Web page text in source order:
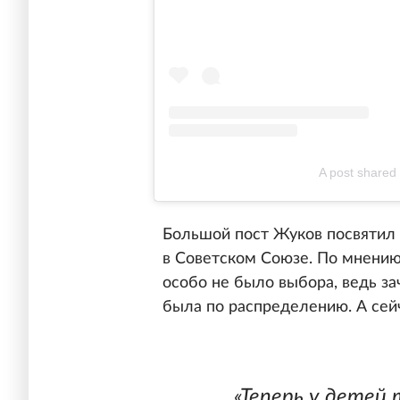
A post
Большой пост Жуков
в Советском Союзе. По
особо не было выбора, ведь
была по распределению. А